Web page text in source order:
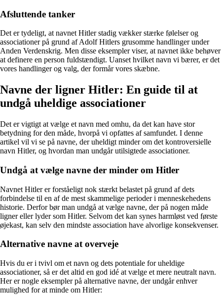
Afsluttende tanker
Det er tydeligt, at navnet Hitler stadig vækker stærke følelser og
associationer på grund af Adolf Hitlers grusomme handlinger under
Anden Verdenskrig. Men disse eksempler viser, at navnet ikke behøver
at definere en person fuldstændigt. Uanset hvilket navn vi bærer, er det
vores handlinger og valg, der formår vores skæbne.
Navne der ligner Hitler: En guide til at
undgå uheldige associationer
Det er vigtigt at vælge et navn med omhu, da det kan have stor
betydning for den måde, hvorpå vi opfattes af samfundet. I denne
artikel vil vi se på navne, der uheldigt minder om det kontroversielle
navn Hitler, og hvordan man undgår utilsigtede associationer.
Undgå at vælge navne der minder om Hitler
Navnet Hitler er forståeligt nok stærkt belastet på grund af dets
forbindelse til en af de mest skammelige perioder i menneskehedens
historie. Derfor bør man undgå at vælge navne, der på nogen måde
ligner eller lyder som Hitler. Selvom det kan synes harmløst ved første
øjekast, kan selv den mindste association have alvorlige konsekvenser.
Alternative navne at overveje
Hvis du er i tvivl om et navn og dets potentiale for uheldige
associationer, så er det altid en god idé at vælge et mere neutralt navn.
Her er nogle eksempler på alternative navne, der undgår enhver
mulighed for at minde om Hitler: